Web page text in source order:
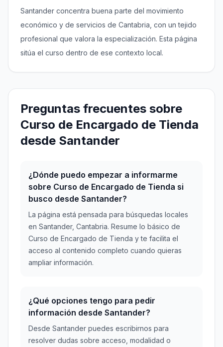
Santander concentra buena parte del movimiento
económico y de servicios de Cantabria, con un tejido
profesional que valora la especialización. Esta página
sitúa el curso dentro de ese contexto local.
Preguntas frecuentes sobre
Curso de Encargado de Tienda
desde Santander
¿Dónde puedo empezar a informarme
sobre Curso de Encargado de Tienda si
busco desde Santander?
La página está pensada para búsquedas locales
en Santander, Cantabria. Resume lo básico de
Curso de Encargado de Tienda y te facilita el
acceso al contenido completo cuando quieras
ampliar información.
¿Qué opciones tengo para pedir
información desde Santander?
Desde Santander puedes escribirnos para
resolver dudas sobre acceso, modalidad o